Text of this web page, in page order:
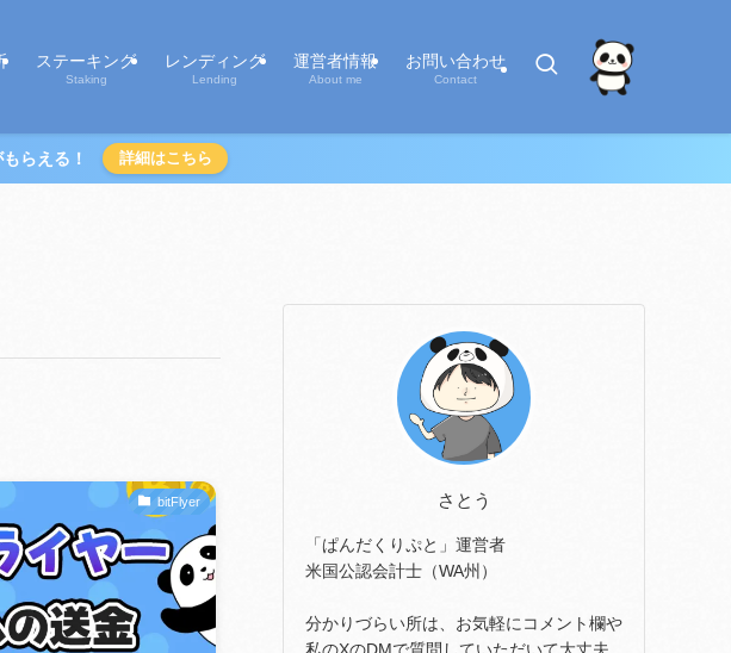
ステーキング
Staking
レンディング
Lending
運営者情報
About me
お問い合わせ
Contact
らえる！ 詳細はこちら
bitFlyer さとう
「ぱんだくりぷと」運営者
米国公認会計士（WA州）
分かりづらい所は、お気軽にコメント欄や
私のXのDMで質問していただいて大丈夫